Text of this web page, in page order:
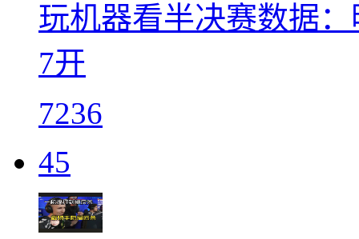
玩机器看半决赛数据
7开
7236
45